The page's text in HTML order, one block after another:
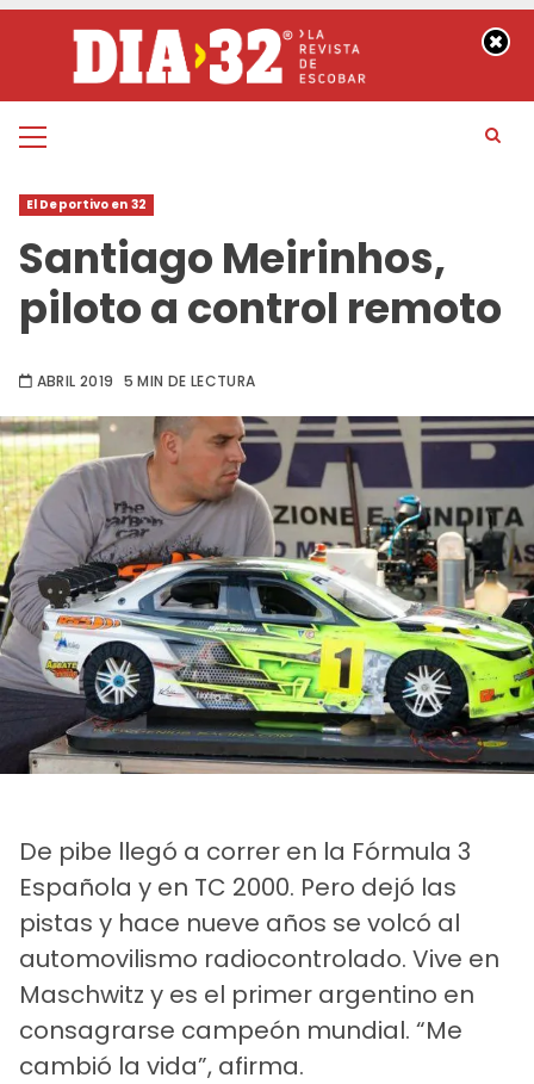
contenido
Menú
El Deportivo en 32
Santiago Meirinhos,
piloto a control remoto
ABRIL 2019 5 MIN DE LECTURA
De pibe llegó a correr en la Fórmula 3
Española y en TC 2000. Pero dejó las
pistas y hace nueve años se volcó al
automovilismo radiocontrolado. Vive en
Maschwitz y es el primer argentino en
consagrarse campeón mundial. “Me
cambió la vida”, afirma.